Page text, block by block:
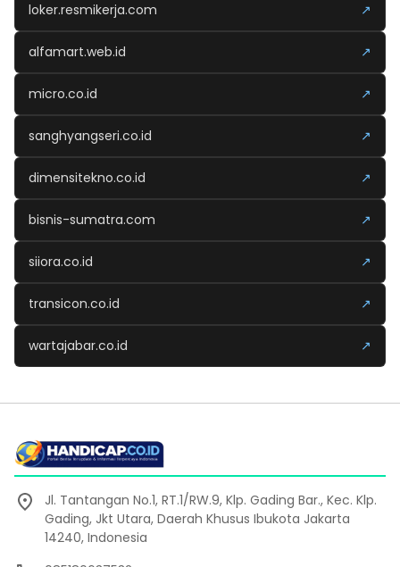
loker.resmikerja.com ↗
alfamart.web.id ↗
micro.co.id ↗
sanghyangseri.co.id ↗
dimensitekno.co.id ↗
bisnis-sumatra.com ↗
siiora.co.id ↗
transicon.co.id ↗
wartajabar.co.id ↗
Jl. Tantangan No.1, RT.1/RW.9, Klp. Gading Bar., Kec. Klp.
Gading, Jkt Utara, Daerah Khusus Ibukota Jakarta
14240, Indonesia